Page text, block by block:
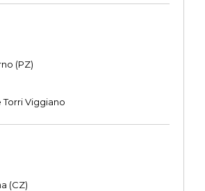
(PZ)
Torri Viggiano
(CZ)